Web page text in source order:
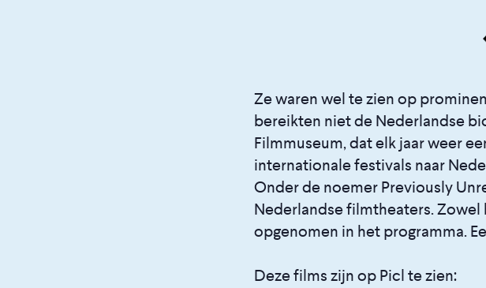
Ze waren wel te zien op
bereikten niet de Nederlandse
Filmmuseum, dat elk jaar weer
internationale festivals naar
Onder de noemer Previously
Nederlandse filmtheaters.
opgenomen in het programma.
Deze films zijn op Picl te zien: